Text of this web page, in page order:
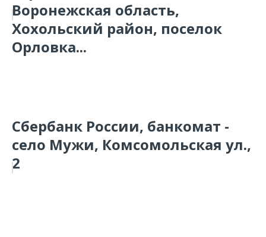
Воронежская область,
Хохольский район, поселок
Орловка...
Сбербанк России, банкомат -
село Мужи, Комсомольская ул.,
2